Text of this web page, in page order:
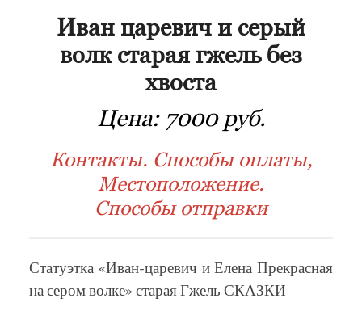
Иван царевич и серый
волк старая гжель без
хвоста
Цена: 7000 руб.
Контакты. Способы оплаты,
Местоположение.
Способы отправки
Статуэтка «Иван-царевич и Елена Прекрасная
на сером волке» старая Гжель СКАЗКИ